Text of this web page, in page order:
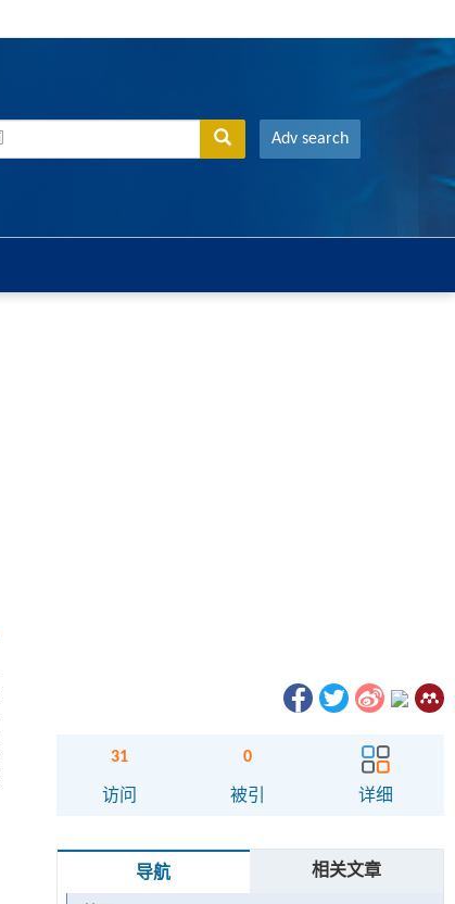
Adv search
31
访问
0
被引 详细
导航 相关文章